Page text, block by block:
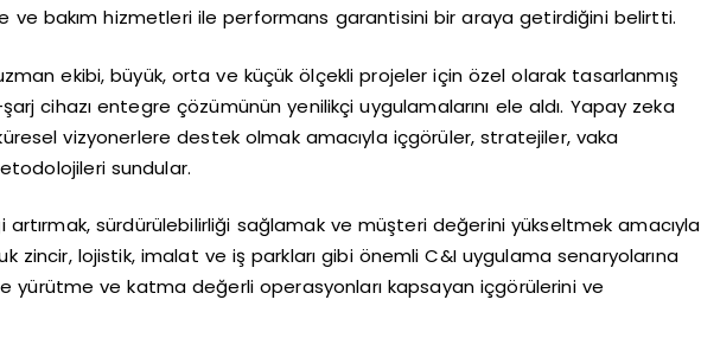
ve bakım hizmetleri ile performans garantisini bir araya getirdiğini belirtti.
ekibi, büyük, orta ve küçük ölçekli projeler için özel olarak tasarlanmış
cihazı entegre çözümünün yenilikçi uygulamalarını ele aldı. Yapay zeka
vizyonerlere destek olmak amacıyla içgörüler, stratejiler, vaka
sundular.
artırmak, sürdürülebilirliği sağlamak ve müşteri değerini yükseltmek amacıyla
zincir, lojistik, imalat ve iş parkları gibi önemli C&I uygulama senaryolarına
yürütme ve katma değerli operasyonları kapsayan içgörülerini ve